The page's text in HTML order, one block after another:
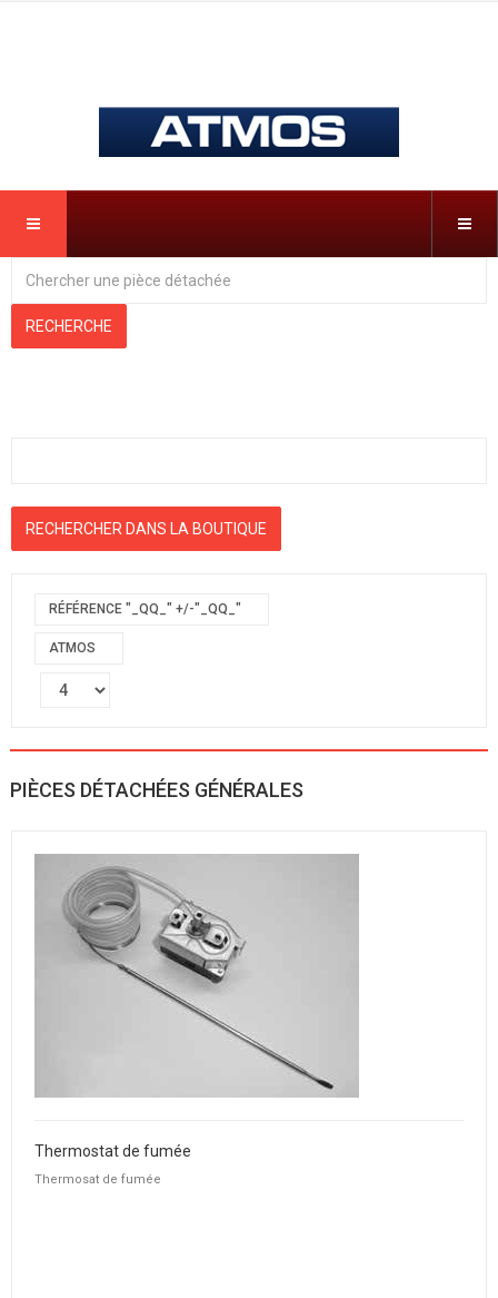
RÉFÉRENCE "_QQ_" +/-"_QQ_"
ATMOS
PIÈCES DÉTACHÉES GÉNÉRALES
Thermostat de fumée
Thermosat de fumée